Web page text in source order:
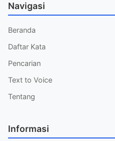
Navigasi
Beranda
Daftar Kata
Pencarian
Text to Voice
Tentang
Informasi